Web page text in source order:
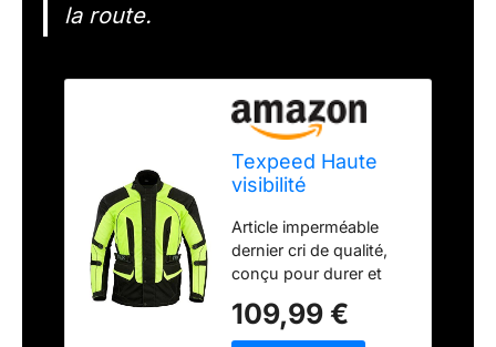
la route.
Texpeed Haute
visibilité
imperméable
veste homme
homologué avec
protection - Hiver
longue blouson
Article imperméable
dernier cri de qualité,
conçu pour durer et
Cordura 600D.
109,99 €